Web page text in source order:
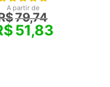
A partir de
79,74
51,83